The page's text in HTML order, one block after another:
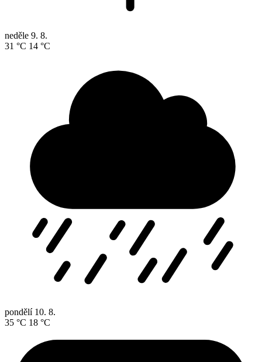
neděle 9. 8.
31 °C 14 °C
pondělí 10. 8.
35 °C 18 °C